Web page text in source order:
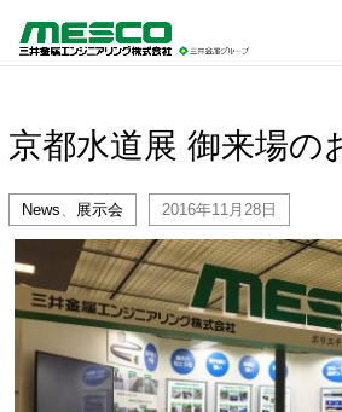
京都水道展 御来場の
News 展示会 2016年11月28日